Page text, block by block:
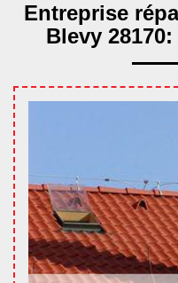
Entreprise
Blevy